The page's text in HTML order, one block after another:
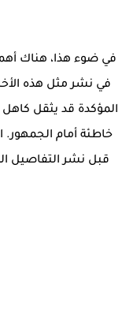
في ضوء هذا، هناك
في نشر مثل هذه
المؤكدة قد يثقل كاهل
خاطئة أمام
قبل نشر التفاصيل